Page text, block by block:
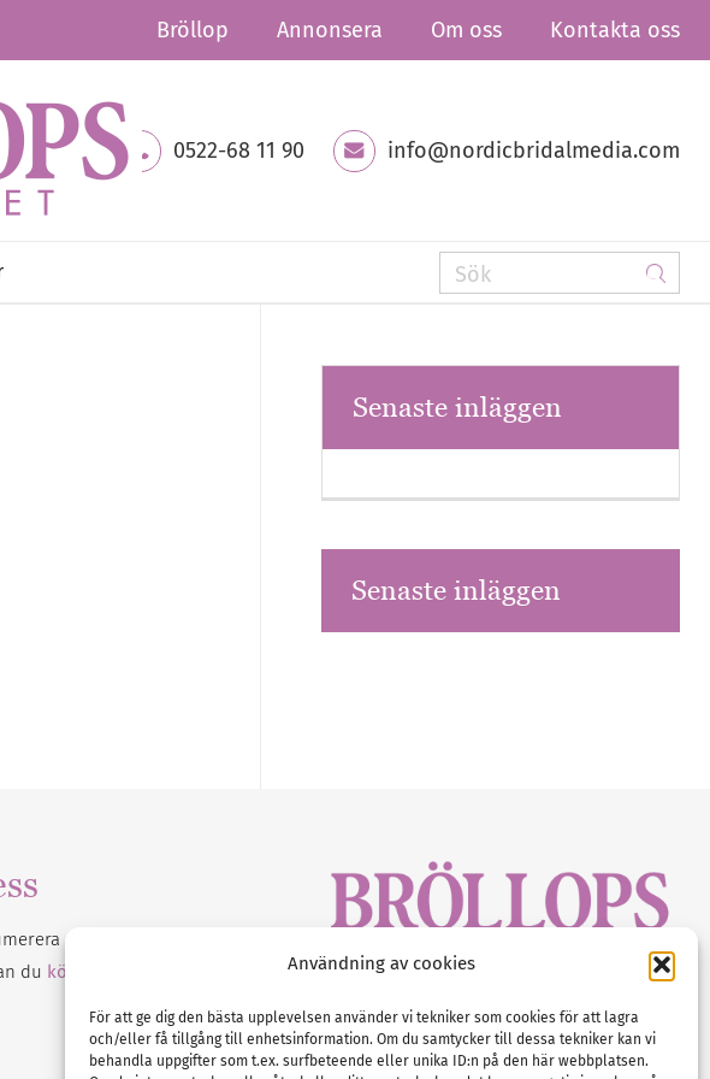
Användning av cookies
För att ge dig den bästa upplevelsen använder vi tekniker som cookies för att lagra
och/eller få tillgång till enhetsinformation. Om du samtycker till dessa tekniker kan vi
behandla uppgifter som t.ex. surfbeteende eller unika ID:n på den här webbplatsen.
Bröllop Annonsera Om oss Kontakta oss
0522-68 11 90 info@nordicbridalmedia.com
Senaste inläggen
Senaste inläggen
på vårt
du köpa Bröllopsmagasinet
Tel :0522-68 11 90
E-post:info@nordicbridalmedia.com